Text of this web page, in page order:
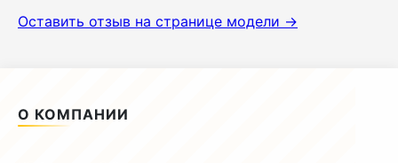
Оставить отзыв на странице модели →
О КОМПАНИИ